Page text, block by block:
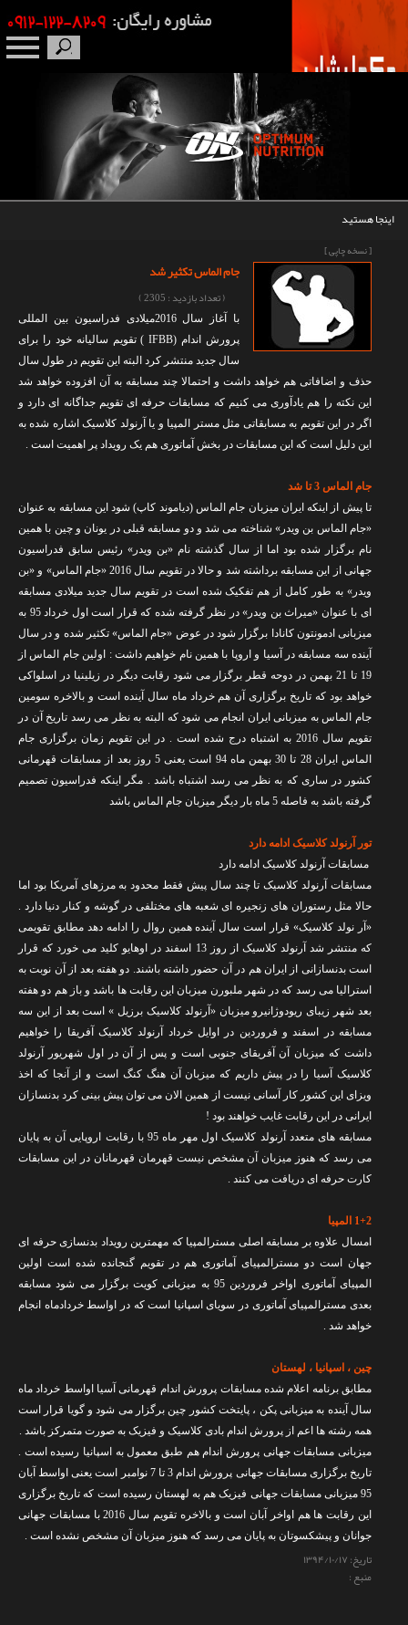
تماس با ما
اینجا هستید
[ نسخه چاپی ]
جام الماس تکثیر شد
( تعداد بازدید : 2305 )
با آغاز سال 2016میلادی فدراسیون بین المللی
پرورش اندام (IFBB ) تقویم سالیانه خود را برای
سال جدید منتشر کرد البته این تقویم در طول سال
حذف و اضافاتی هم خواهد داشت و احتمالا چند مسابقه به آن افزوده خواهد شد
این نکته را هم یادآوری می کنیم که مسابقات حرفه ای تقویم جداگانه ای دارد و
اگر در این تقویم به مسابقاتی مثل مستر المپیا و یا آرنولد کلاسیک اشاره شده به
این دلیل است که این مسابقات در بخش آماتوری هم یک رویداد پر اهمیت است .
جام الماس 3 تا شد
تا پیش از اینکه ایران میزبان جام الماس (دیاموند کاپ) شود این مسابقه به عنوان
«جام الماس بن ویدر» شناخته می شد و دو مسابقه قبلی در یونان و چین با همین
نام برگزار شده بود اما از سال گذشته نام «بن ویدر» رئیس سابق فدراسیون
جهانی از این مسابقه برداشته شد و حالا در تقویم سال 2016 «جام الماس» و «بن
ویدر» به طور کامل از هم تفکیک شده است در تقویم سال جدید میلادی مسابقه
ای با عنوان «میراث بن ویدر» در نظر گرفته شده که قرار است اول خرداد 95 به
میزبانی ادمونتون کانادا برگزار شود در عوض «جام الماس» تکثیر شده و در سال
آینده سه مسابقه در آسیا و اروپا با همین نام خواهیم داشت : اولین جام الماس از
19 تا 21 بهمن در دوحه قطر برگزار می شود رقابت دیگر در زیلینیا در اسلواکی
خواهد بود که تاریخ برگزاری آن هم خرداد ماه سال آینده است و بالاخره سومین
جام الماس به میزبانی ایران انجام می شود که البته به نظر می رسد تاریخ آن در
تقویم سال 2016 به اشتباه درج شده است . در این تقویم زمان برگزاری جام
الماس ایران 28 تا 30 بهمن ماه 94 است یعنی 5 روز بعد از مسابقات قهرمانی
کشور در ساری که به نظر می رسد اشتباه باشد . مگر اینکه فدراسیون تصمیم
گرفته باشد به فاصله 5 ماه بار دیگر میزبان جام الماس باشد
تور آرنولد کلاسیک ادامه دارد
مسابقات آرنولد کلاسیک ادامه دارد
مسابقات آرنولد کلاسیک تا چند سال پیش فقط محدود به مرزهای آمریکا بود اما
حالا مثل رستوران های زنجیره ای شعبه های مختلفی در گوشه و کنار دنیا دارد .
«آر نولد کلاسیک» قرار است سال آینده همین روال را ادامه دهد مطابق تقویمی
که منتشر شد آرنولد کلاسیک از روز 13 اسفند در اوهایو کلید می خورد که قرار
است بدنسازانی از ایران هم در آن حضور داشته باشند. دو هفته بعد از آن نوبت به
استرالیا می رسد که در شهر ملبورن میزبان این رقابت ها باشد و باز هم دو هفته
بعد شهر زیبای ریودوژانیرو میزبان «آرنولد کلاسیک برزیل » است بعد از این سه
مسابقه در اسفند و فروردین در اوایل خرداد آرنولد کلاسیک آفریقا را خواهیم
داشت که میزبان آن آفریقای جنوبی است و پس از آن در اول شهریور آرنولد
کلاسیک آسیا را در پیش داریم که میزبان آن هنگ کنگ است و از آنجا که اخذ
ویزای این کشور کار آسانی نیست از همین الان می توان پیش بینی کرد بدنسازان
ایرانی در این رقابت غایب خواهند بود !
مسابقه های متعدد آرنولد کلاسیک اول مهر ماه 95 با رقابت اروپایی آن به پایان
می رسد که هنوز میزبان آن مشخص نیست قهرمان قهرمانان در این مسابقات
کارت حرفه ای دریافت می کنند .
1+2 المپیا
امسال علاوه بر مسابقه اصلی مسترالمپیا که مهمترین رویداد بدنسازی حرفه ای
جهان است دو مسترالمپیای آماتوری هم در تقویم گنجانده شده است اولین
المپیای آماتوری اواخر فروردین 95 به میزبانی کویت برگزار می شود مسابقه
بعدی مسترالمپیای آماتوری در سویای اسپانیا است که در اواسط خردادماه انجام
خواهد شد .
چین ، اسپانیا ، لهستان
مطابق برنامه اعلام شده مسابقات پرورش اندام قهرمانی آسیا اواسط خرداد ماه
سال آینده به میزبانی پکن ، پایتخت کشور چین برگزار می شود و گویا قرار است
همه رشته ها اعم از پرورش اندام بادی کلاسیک و فیزیک به صورت متمرکز باشد .
میزبانی مسابقات جهانی پرورش اندام هم طبق معمول به اسپانیا رسیده است .
تاریخ برگزاری مسابقات جهانی پرورش اندام 3 تا 7 نوامبر است یعنی اواسط آبان
95 میزبانی مسابقات جهانی فیزیک هم به لهستان رسیده است که تاریخ برگزاری
این رقابت ها هم اواخر آبان است و بالاخره تقویم سال 2016 با مسابقات جهانی
جوانان و پیشکسوتان به پایان می رسد که هنوز میزبان آن مشخص نشده است .
تاریخ:۱۳۹۴/۱۰/۱۷
منبع :